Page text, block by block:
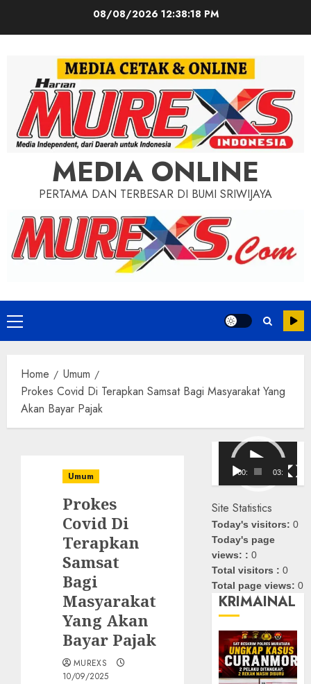
08/08/2026 12:38:20 PM
MEDIA ONLINE
PERTAMA DAN TERBESAR DI BUMI SRIWIJAYA
Primary
Menu
Home
Umum
Prokes Covid Di Terapkan Samsat Bagi Masyarakat Yang
Akan Bayar Pajak
Umum
Prokes
Covid Di
Terapkan
Samsat
Bagi
Masyarakat
Yang Akan
Bayar Pajak
MUREXS
10/09/2025
Pemutar
Video
00:00 03:08
Site Statistics
Today's visitors:0
Today's page
views: :0
Total visitors :0
Total page views:0
KRIMAINAL